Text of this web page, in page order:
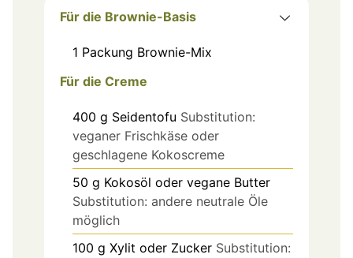
Für die Brownie-Basis
1 Packung Brownie-Mix
Für die Creme
400 g Seidentofu Substitution:
veganer Frischkäse oder
geschlagene Kokoscreme
50 g Kokosöl oder vegane Butter
Substitution: andere neutrale Öle
möglich
100 g Xylit oder Zucker Substitution: